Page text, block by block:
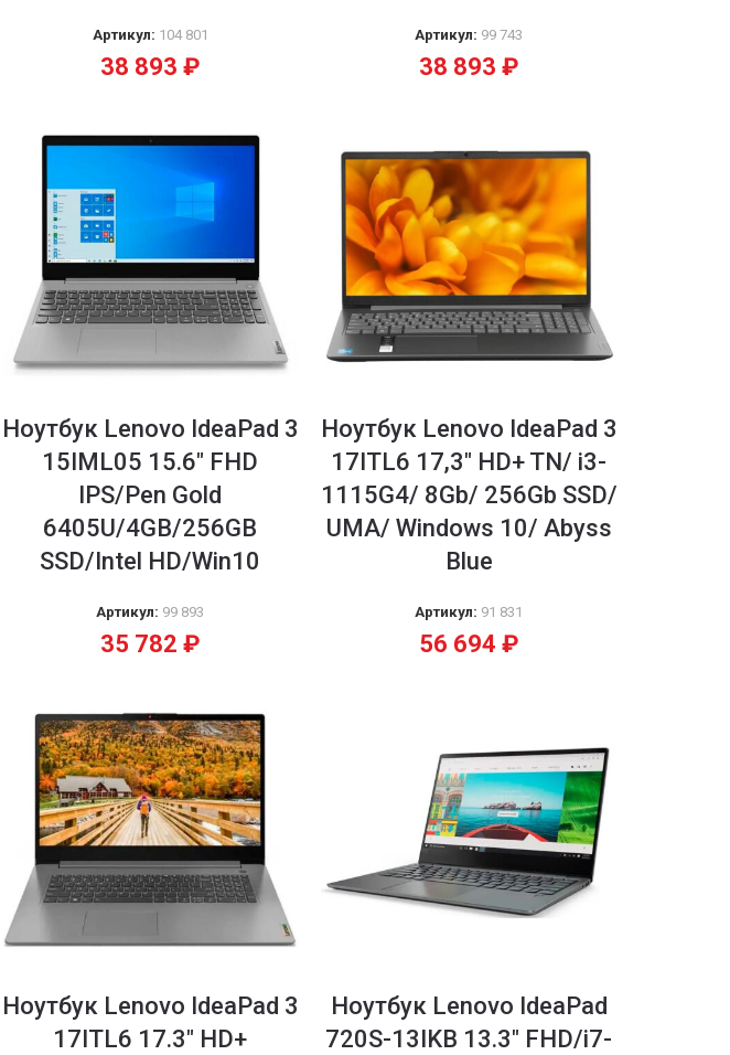
Артикул: 104 801
38 893 ₽
Артикул: 99 743
38 893 ₽
Ноутбук Lenovo IdeaPad 3
15IML05 15.6″ FHD
IPS/Pen Gold
6405U/4GB/256GB
SSD/Intel HD/Win10
Артикул: 99 893
35 782 ₽
Ноутбук Lenovo IdeaPad 3
17ITL6 17,3″ HD+ TN/ i3-
1115G4/ 8Gb/ 256Gb SSD/
UMA/ Windows 10/ Abyss
Blue
Артикул: 91 831
56 694 ₽
Ноутбук Lenovo IdeaPad 3
17ITL6 17.3″ HD+
Ноутбук Lenovo IdeaPad
720S-13IKB 13.3″ FHD/i7-